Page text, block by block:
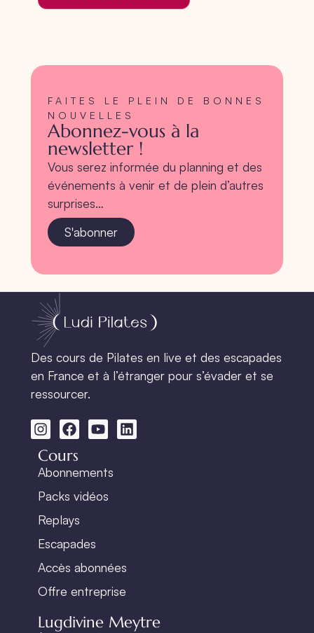
FAITES LE PLEIN DE BONNES
NOUVELLES
Abonnez-vous à la
newsletter !
Vous serez informée du planning et des
événements à venir et de plein d’autres
surprises…
S'abonner
Des cours de Pilates en live et des escapades
en France et à l’étranger pour s’évader et se
ressourcer.
Cours
Abonnements
Packs vidéos
Replays
Escapades
Accès abonnées
Offre entreprise
Lugdivine Meytre